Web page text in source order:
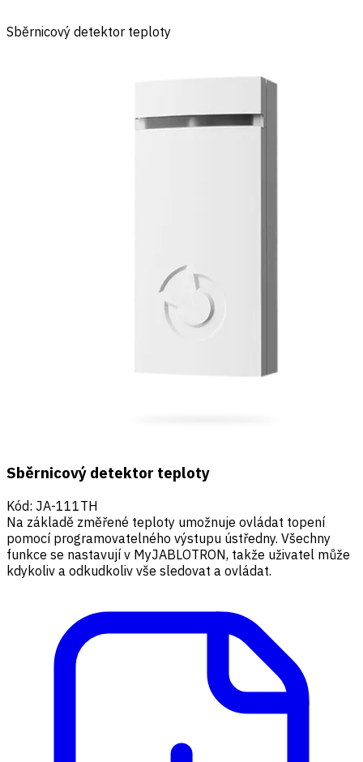
Sběrnicový detektor teploty
Sběrnicový detektor teploty
Kód: JA-111TH
Na základě změřené teploty umožnuje ovládat topení
pomocí programovatelného výstupu ústředny. Všechny
funkce se nastavují v MyJABLOTRON, takže uživatel může
kdykoliv a odkudkoliv vše sledovat a ovládat.